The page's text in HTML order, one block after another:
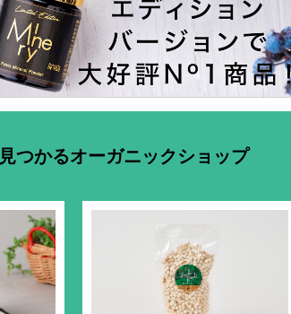
つかるオーガニックショップ